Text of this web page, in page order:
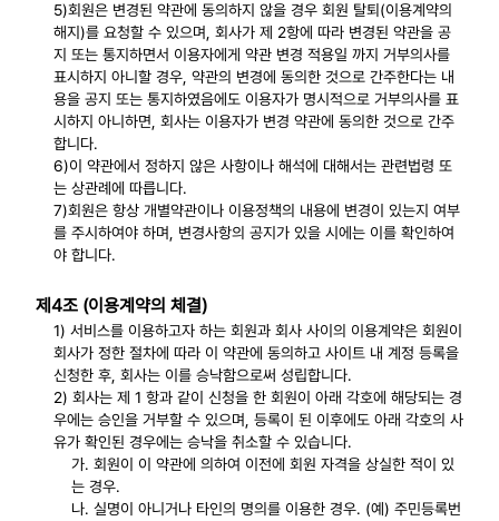
5)회원은 변경된 약관에 동의하지 않을 경우 회원 탈퇴(이용계약의
해지)를 요청할 수 있으며, 회사가 제 2항에 따라 변경된 약관을 공
지 또는 통지하면서 이용자에게 약관 변경 적용일 까지 거부의사를
표시하지 아니할 경우, 약관의 변경에 동의한 것으로 간주한다는 내
용을 공지 또는 통지하였음에도 이용자가 명시적으로 거부의사를 표
시하지 아니하면, 회사는 이용자가 변경 약관에 동의한 것으로 간주
합니다.
6)이 약관에서 정하지 않은 사항이나 해석에 대해서는 관련법령 또
는 상관례에 따릅니다.
7)회원은 항상 개별약관이나 이용정책의 내용에 변경이 있는지 여부
를 주시하여야 하며, 변경사항의 공지가 있을 시에는 이를 확인하여
야 합니다.
제4조 (이용계약의 체결)
1) 서비스를 이용하고자 하는 회원과 회사 사이의 이용계약은 회원이
회사가 정한 절차에 따라 이 약관에 동의하고 사이트 내 계정 등록을
신청한 후, 회사는 이를 승낙함으로써 성립합니다.
2) 회사는 제 1 항과 같이 신청을 한 회원이 아래 각호에 해당되는 경
우에는 승인을 거부할 수 있으며, 등록이 된 이후에도 아래 각호의 사
유가 확인된 경우에는 승낙을 취소할 수 있습니다.
가. 회원이 이 약관에 의하여 이전에 회원 자격을 상실한 적이 있
는 경우.
나. 실명이 아니거나 타인의 명의를 이용한 경우. (예) 주민등록번